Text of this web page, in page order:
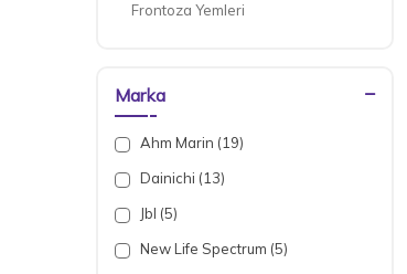
Frontoza Yemleri
Vatoz ve Çöpcü Balığı Yemleri
Marka
Ahm Marin (19)
Dainichi (13)
Jbl (5)
New Life Spectrum (5)